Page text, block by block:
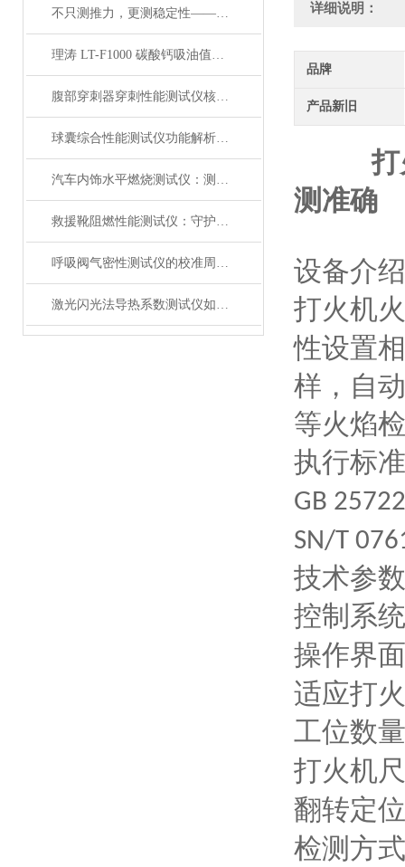
不只测推力，更测稳定性——注射器滑动性能测试仪全面解析
理涛 LT-F1000 碳酸钙吸油值测试仪 介绍说明
腹部穿刺器穿刺性能测试仪核心测试指标：穿刺力、峰值力、穿透力解析
球囊综合性能测试仪功能解析：额定爆破压（RBP）、顺应性、疲劳强度
汽车内饰水平燃烧测试仪：测试步骤、试样制备与结果判读
救援靴阻燃性能测试仪：守护救援人员足部安全的检测装备
呼吸阀气密性测试仪的校准周期与重要性
激光闪光法导热系数测试仪如何征服极端温度下的材料测试？
详细说明：
品牌
产品新旧
测准确
设备介绍
打火机
性设置
样，自
等火焰
执行标
GB
SN/T
技术参
控制系
操作界
适应打
工位数
打火机
翻转定
检测方